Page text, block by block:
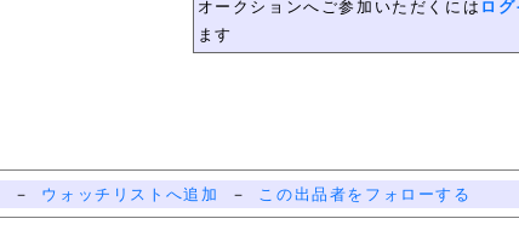
オークションへご参加いただくには ロ
ます
－ ウォッチリストへ追加 － この出品者をフォローする